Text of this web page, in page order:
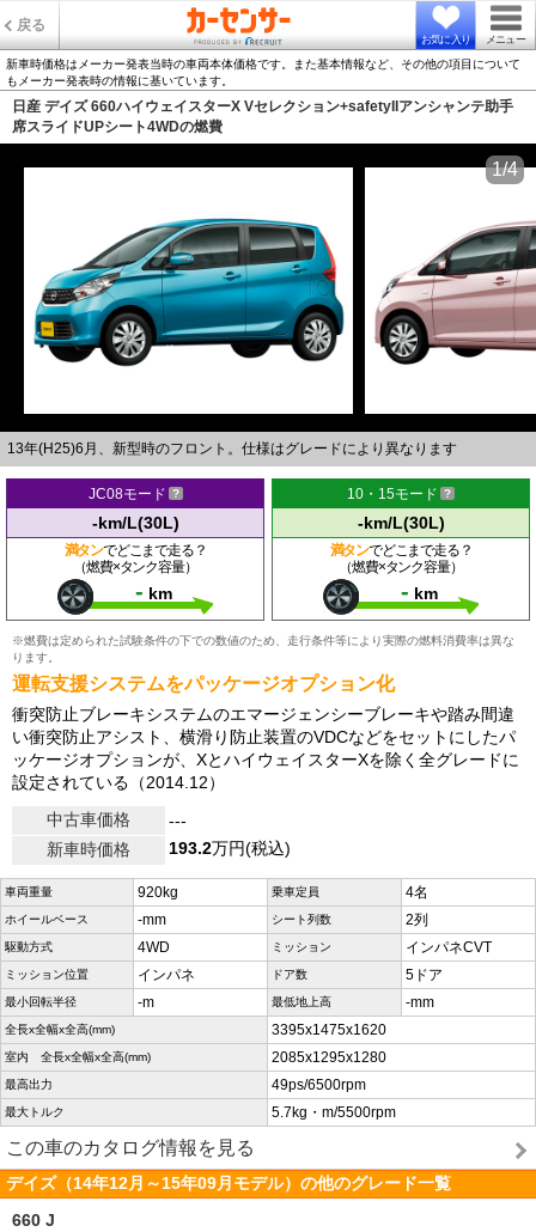
戻る
お気に入り メニュー
新車時価格はメーカー発表当時の車両本体価格です。また基本情報など、その他の項目について
もメーカー発表時の情報に基いています。
日産 デイズ 660ハイウェイスターX Vセレクション+safetyIIアンシャンテ助手
席スライドUPシート4WDの燃費
13年(H25)6月、新型時のフロント。仕様はグレードにより異なります
1/4
JC08モード
-km/L(30L)
満タンでどこまで走る？
（燃費×タンク容量）
- km
10・15モード
-km/L(30L)
満タンでどこまで走る？
（燃費×タンク容量）
- km
※燃費は定められた試験条件の下での数値のため、走行条件等により実際の燃料消費率は異な
ります。
運転支援システムをパッケージオプション化
衝突防止ブレーキシステムのエマージェンシーブレーキや踏み間違
い衝突防止アシスト、横滑り防止装置のVDCなどをセットにしたパ
ッケージオプションが、XとハイウェイスターXを除く全グレードに
設定されている（2014.12）
中古車価格
---
新車時価格
193.2万円(税込)
車両重量 920kg 乗車定員 4名
ホイールベース -mm シート列数 2列
駆動方式 4WD ミッション インパネCVT
ミッション位置 インパネ ドア数 5ドア
最小回転半径 -m 最低地上高 -mm
全長x全幅x全高(mm) 3395x1475x1620
室内 全長x全幅x全高(mm) 2085x1295x1280
最高出力 49ps/6500rpm
最大トルク 5.7kg・m/5500rpm
この車のカタログ情報を見る
デイズ（14年12月～15年09月モデル）の他のグレード一覧
660 J